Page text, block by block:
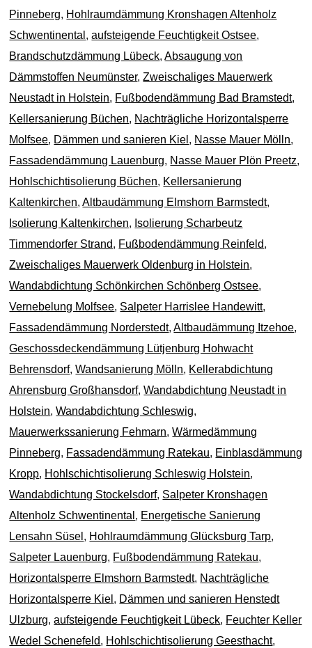
Pinneberg, Hohlraumdämmung Kronshagen Altenholz
Schwentinental ,aufsteigende Feuchtigkeit Ostsee,
Brandschutzdämmung Lübeck,Absaugung von
Dämmstoffen Neumünster,Zweischaliges Mauerwerk
Neustadt in Holstein, Fußbodendämmung Bad Bramstedt,
Kellersanierung Büchen, Nachträgliche Horizontalsperre
Molfsee, Dämmen und sanieren Kiel , Nasse Mauer Mölln,
Fassadendämmung Lauenburg, Nasse Mauer Plön Preetz,
Hohlschichtisolierung Büchen, Kellersanierung
Kaltenkirchen,Altbaudämmung Elmshorn Barmstedt,
Isolierung Kaltenkirchen, Isolierung Scharbeutz
Timmendorfer Strand, Fußbodendämmung Reinfeld,
Zweischaliges Mauerwerk Oldenburg in Holstein,
Wandabdichtung Schönkirchen Schönberg Ostsee,
Vernebelung Molfsee, Salpeter Harrislee Handewitt,
Fassadendämmung Norderstedt,Altbaudämmung Itzehoe,
Geschossdeckendämmung Lütjenburg Hohwacht
Behrensdorf,Wandsanierung Mölln, Kellerabdichtung
Ahrensburg Großhansdorf,Wandabdichtung Neustadt in
Holstein,Wandabdichtung Schleswig,
Mauerwerkssanierung Fehmarn,Wärmedämmung
Pinneberg, Fassadendämmung Ratekau, Einblasdämmung
Kropp, Hohlschichtisolierung Schleswig Holstein,
Wandabdichtung Stockelsdorf, Salpeter Kronshagen
Altenholz Schwentinental , Energetische Sanierung
Lensahn Süsel , Hohlraumdämmung Glücksburg Tarp,
Salpeter Lauenburg, Fußbodendämmung Ratekau,
Horizontalsperre Elmshorn Barmstedt, Nachträgliche
Horizontalsperre Kiel , Dämmen und sanieren Henstedt
Ulzburg,aufsteigende Feuchtigkeit Lübeck, Feuchter Keller
Wedel Schenefeld, Hohlschichtisolierung Geesthacht,